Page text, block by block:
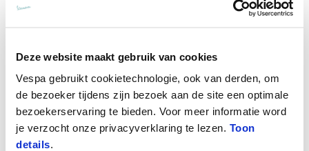
Deze website maakt gebruik van cookies
Vespa gebruikt cookietechnologie, ook van derden, om
de bezoeker tijdens zijn bezoek aan de site een optimale
bezoekerservaring te bieden. Voor meer informatie word
je verzocht onze privacyverklaring te lezen. Toon
details.